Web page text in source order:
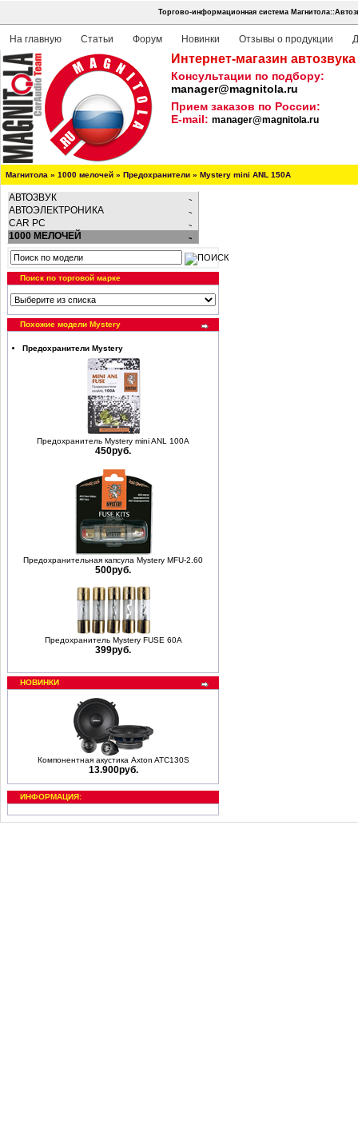
Торгово-информационная система
На главную Статьи Форум Новинки Отзывы о продукции
Интернет-магазин
Консультации по подбору:
manager@magnitola.ru
Прием заказов по России:
E-mail: manager@magnitola.ru
Магнитола » 1000 мелочей » Предохранители » Mystery mini ANL 150A
АВТОЗВУК
АВТОЭЛЕКТРОНИКА
CAR PC
1000 МЕЛОЧЕЙ
Поиск по торговой марке
Похожие модели Mystery
Предохранители Mystery
Предохранитель Mystery mini ANL 100A
450руб.
Предохранительная капсула Mystery MFU-2.60
500руб.
Предохранитель Mystery FUSE 60A
399руб.
НОВИНКИ
Компонентная акустика Axton ATC130S
13.900руб.
ИНФОРМАЦИЯ: